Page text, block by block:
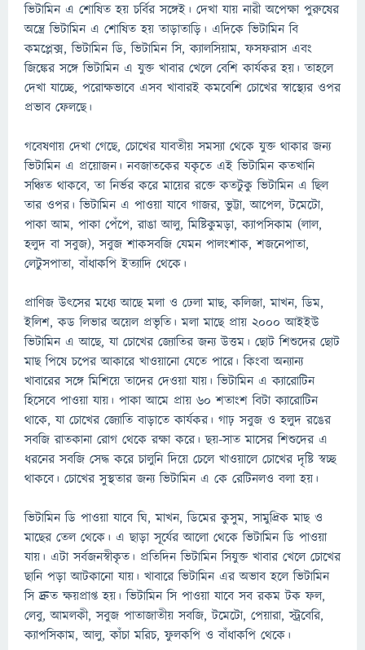
ভিটামিন এ শোষিত হয় চর্বির সঙ্গেই। দেখা যায় নারী অপেক্ষা পুরুষের
অন্ত্রে ভিটামিন এ শোষিত হয় তাড়াতাড়ি। এদিকে ভিটামিন বি
কমপ্লেক্স, ভিটামিন ডি, ভিটামিন সি, ক্যালসিয়াম, ফসফরাস এবং
জিঙ্কের সঙ্গে ভিটামিন এ যুক্ত খাবার খেলে বেশি কার্যকর হয়। তাহলে
দেখা যাচ্ছে, পরোক্ষভাবে এসব খাবারই কমবেশি চোখের স্বাস্থ্যের ওপর
প্রভাব ফেলছে।
গবেষণায় দেখা গেছে, চোখের যাবতীয় সমস্যা থেকে যুক্ত থাকার জন্য
ভিটামিন এ প্রয়োজন। নবজাতকের যকৃতে এই ভিটামিন কতখানি
সঞ্চিত থাকবে, তা নির্ভর করে মায়ের রক্তে কতটুকু ভিটামিন এ ছিল
তার ওপর। ভিটামিন এ পাওয়া যাবে গাজর, ভুট্টা, আপেল, টমেটো,
পাকা আম, পাকা পেঁপে, রাঙা আলু, মিষ্টিকুমড়া, ক্যাপসিকাম (লাল,
হলুদ বা সবুজ), সবুজ শাকসবজি যেমন পালংশাক, শজনেপাতা,
লেটুসপাতা, বাঁধাকপি ইত্যাদি থেকে।
প্রাণিজ উৎসের মধ্যে আছে মলা ও ঢেলা মাছ, কলিজা, মাখন, ডিম,
ইলিশ, কড লিভার অয়েল প্রভৃতি। মলা মাছে প্রায় ২০০০ আইইউ
ভিটামিন এ আছে, যা চোখের জ্যোতির জন্য উত্তম। ছোট শিশুদের ছোট
মাছ পিষে চপের আকারে খাওয়ানো যেতে পারে। কিংবা অন্যান্য
খাবারের সঙ্গে মিশিয়ে তাদের দেওয়া যায়। ভিটামিন এ ক্যারোটিন
হিসেবে পাওয়া যায়। পাকা আমে প্রায় ৬০ শতাংশ বিটা ক্যারোটিন
থাকে, যা চোখের জ্যোতি বাড়াতে কার্যকর। গাঢ় সবুজ ও হলুদ রঙের
সবজি রাতকানা রোগ থেকে রক্ষা করে। ছয়-সাত মাসের শিশুদের এ
ধরনের সবজি সেদ্ধ করে চালুনি দিয়ে চেলে খাওয়ালে চোখের দৃষ্টি স্বচ্ছ
থাকবে। চোখের সুস্থতার জন্য ভিটামিন এ কে রেটিনলও বলা হয়।
ভিটামিন ডি পাওয়া যাবে ঘি, মাখন, ডিমের কুসুম, সামুদ্রিক মাছ ও
মাছের তেল থেকে। এ ছাড়া সূর্যের আলো থেকে ভিটামিন ডি পাওয়া
যায়। এটা সর্বজনস্বীকৃত। প্রতিদিন ভিটামিন সিযুক্ত খাবার খেলে চোখের
ছানি পড়া আটকানো যায়। খাবারে ভিটামিন এর অভাব হলে ভিটামিন
সি দ্রুত ক্ষয়প্রাপ্ত হয়। ভিটামিন সি পাওয়া যাবে সব রকম টক ফল,
লেবু, আমলকী, সবুজ পাতাজাতীয় সবজি, টমেটো, পেয়ারা, স্ট্রবেরি,
ক্যাপসিকাম, আলু, কাঁচা মরিচ, ফুলকপি ও বাঁধাকপি থেকে।